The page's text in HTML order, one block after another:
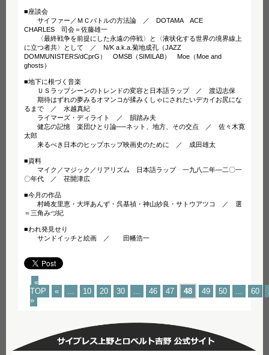
■座談会
サイファー／ＭＣバトルの方法論 ／ DOTAMA ACE
CHARLES 司会＝佐藤雄一
〈最終戦争を前提にした永遠の停戦〉と〈液状化する世界の境界線上
に立つ者共〉として ／ N/K a.k.a.菊地成孔（JAZZ
DOMMUNISTERS/dCprG） OMSB（SIMILAB） Moe（Moe and
ghosts）
■地下に根づく音楽
ＵＳラップシーンのトレンドの変容と日本語ラップ ／ 渡辺志保
期待はずれの夢みるオマンコが揉みくしゃにされたいデカイお尻にな
るまで ／ 水越真紀
ライマーズ・ディライト ／ 韻踏み夫
健忘の記憶 楽団ひとり論──ネット、地方、その交点 ／ 佐々木寛
太郎
来るべき日本のヒップホップ映画史のために ／ 成田雄太
■資料
マイク／マジック／リアリズム 日本語ラップ 一九八二年—二〇一
〇年代 ／ 荏開津広
■今月の作品
村崎友里恵・大坪あんず・呉基禎・神山紗良・サトウアツコ ／ 選
＝三角みづ紀
■われ発見せり
サンドイッチと絵画 ／ 田幡浩一
«
TOP
« ... 10 20 30 ... 46 47 48 49 50 ... 60
»